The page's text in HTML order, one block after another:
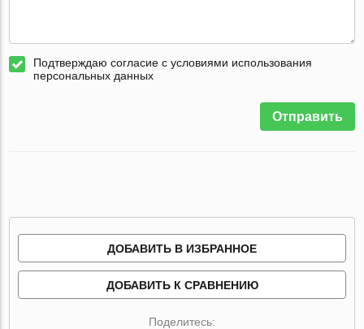
Подтверждаю согласие с условиями использования
персональных данных
Отправить
ДОБАВИТЬ В ИЗБРАННОЕ
ДОБАВИТЬ К СРАВНЕНИЮ
Поделитесь: